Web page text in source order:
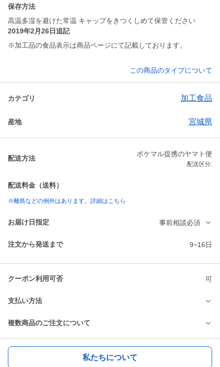
保存方法
高温多湿を避けた常温 キャップをきつくしめて保管ください
2019年2月26日追記
※加工品の食品表示は商品ページにて記載しております。
この商品のタイプについて
カテゴリ 加工食品
産地 宮城県
配送方法
ポケマル提携のヤマト便
配送区分:
配送料金（送料）
※離島などの例外はあります。詳細はこちら
お届け日指定 事前相談必須
注文から発送まで 9~16日
クーポン利用可否 可
支払い方法
複数商品のご注文について
私たちについて